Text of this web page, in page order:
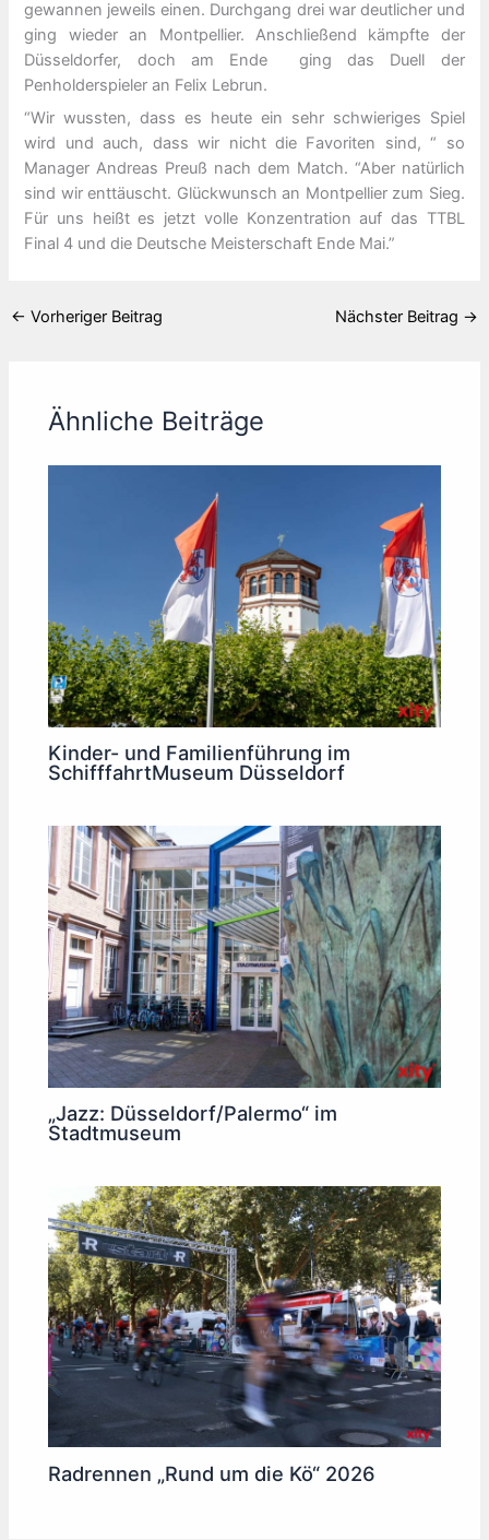
gewannen jeweils einen. Durchgang drei war deutlicher und
ging wieder an Montpellier. Anschließend kämpfte der
Düsseldorfer, doch am Ende ging das Duell der
Penholderspieler an Felix Lebrun.
“Wir wussten, dass es heute ein sehr schwieriges Spiel
wird und auch, dass wir nicht die Favoriten sind, “ so
Manager Andreas Preuß nach dem Match. “Aber natürlich
sind wir enttäuscht. Glückwunsch an Montpellier zum Sieg.
Für uns heißt es jetzt volle Konzentration auf das TTBL
Final 4 und die Deutsche Meisterschaft Ende Mai.”
← Vorheriger Beitrag Nächster Beitrag →
Ähnliche Beiträge
Kinder- und Familienführung im
SchifffahrtMuseum Düsseldorf
„Jazz: Düsseldorf/Palermo“ im
Stadtmuseum
Radrennen „Rund um die Kö“ 2026